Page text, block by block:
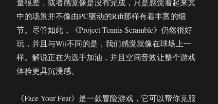
量很差，或者感觉像是没有完成，只是感觉看起来其
中的场景并不像由PC驱动的Rift那样有着丰富的细
节。尽管如此，《Project Tennis Scramble》仍然很好
玩，并且与Wii不同的是，我们感觉就像在球场上一
样。解说正在为选手加油，并且空间音效让整个游戏
体验更具沉浸感。
《Face Your Fear》是一款冒险游戏，它可以帮你克服